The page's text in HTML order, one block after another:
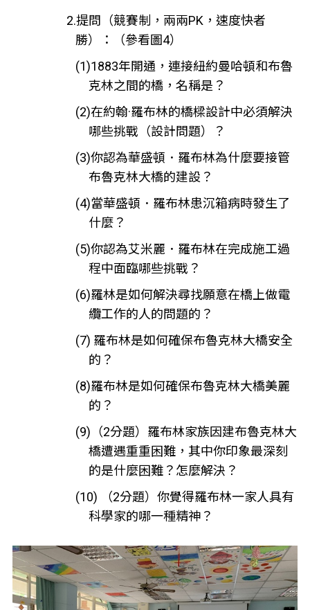
2.提問（競賽制，兩兩PK，速度快者
勝）：（參看圖4）
(1)1883年開通，連接紐約曼哈頓和布魯
克林之間的橋，名稱是？
(2)在約翰·羅布林的橋樑設計中必須解決
哪些挑戰（設計問題）？
(3)你認為華盛頓．羅布林為什麼要接管
布魯克林大橋的建設？
(4)當華盛頓．羅布林患沉箱病時發生了
什麼？
(5)你認為艾米麗．羅布林在完成施工過
程中面臨哪些挑戰？
(6)羅林是如何解決尋找願意在橋上做電
纜工作的人的問題的？
(7) 羅布林是如何確保布魯克林大橋安全
的？
(8)羅布林是如何確保布魯克林大橋美麗
的？
(9)（2分題）羅布林家族因建布魯克林大
橋遭遇重重困難，其中你印象最深刻
的是什麼困難？怎麼解決？
(10) （2分題）你覺得羅布林一家人具有
科學家的哪一種精神？